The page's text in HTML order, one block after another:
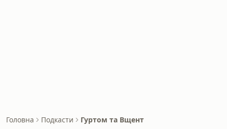
Головна Подкасти Гуртом та Вщент